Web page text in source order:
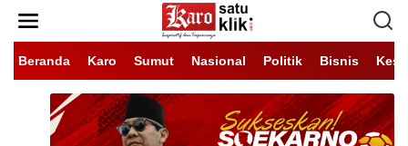
konten
Beranda
Karo Sumut Nasional Politik Bisnis